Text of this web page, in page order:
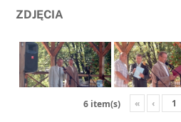
ZDJĘCIA
6 item(s) « ‹